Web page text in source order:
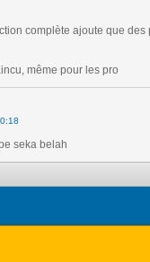
complète ajoute que
même pour les pro
seka belah